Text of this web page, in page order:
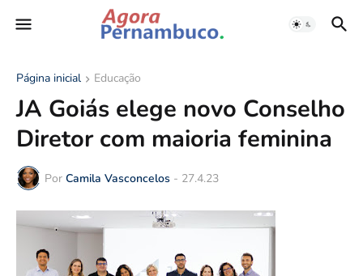
Página inicial Educação
JA Goiás elege novo Conselho
Diretor com maioria feminina
Por Camila Vasconcelos - 27.4.23